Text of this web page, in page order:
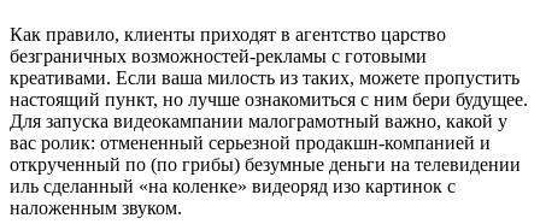
Как правило, клиенты приходят в агентство царство
безграничных возможностей-рекламы с готовыми
креативами. Если ваша милость из таких, можете пропустить
настоящий пункт, но лучше ознакомиться с ним бери будущее.
Для запуска видеокампании малограмотный важно, какой у
вас ролик: отмененный серьезной продакшн-компанией и
открученный по (по грибы) безумные деньги на телевидении
иль сделанный «на коленке» видеоряд изо картинок с
наложенным звуком.